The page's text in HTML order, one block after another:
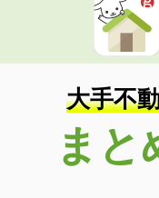
大手不
まと